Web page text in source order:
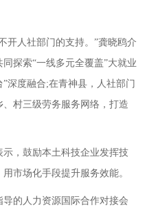
人社部门的支持。”龚晓鸥介
探索“一线多元全覆盖”大就业
深度融合;在青神县，人社部门
村三级劳务服务网络，打造
，鼓励本土科技企业发挥技
市场化手段提升服务效能。
的人力资源国际合作对接会